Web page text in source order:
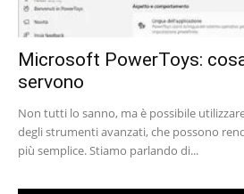
Microsoft PowerToys:
servono
Non tutti lo sanno, ma è possibile
degli strumenti avanzati, che possono
più semplice. Stiamo parlando di...